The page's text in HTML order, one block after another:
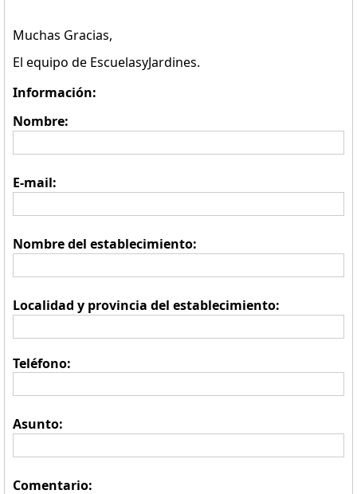
Muchas Gracias,
El equipo de EscuelasyJardines.
Información:
Nombre:
E-mail:
Nombre del establecimiento:
Localidad y provincia del establecimiento:
Teléfono:
Asunto:
Comentario: